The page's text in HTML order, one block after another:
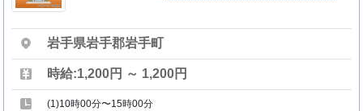
岩手県岩手郡岩手町
時給:1,200円 ～ 1,200円
(1)10時00分〜15時00分